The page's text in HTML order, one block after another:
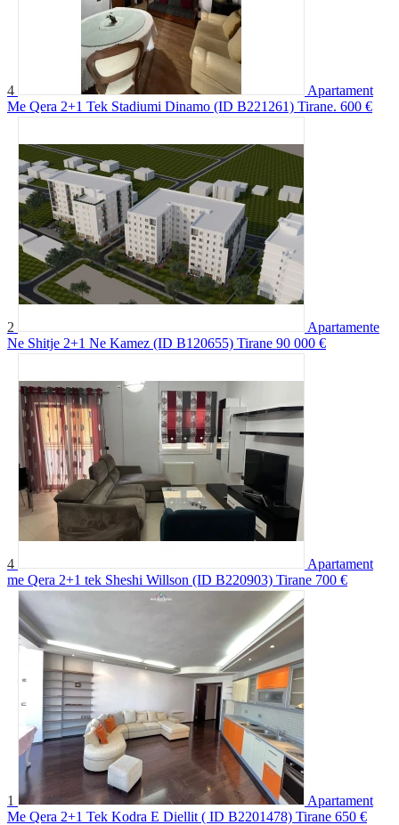
4
Apartament
Me Qera 2+1 Tek Stadiumi Dinamo (ID B221261) Tirane​. 600 €
2
Apartamente
Ne Shitje 2+1 Ne Kamez (ID B120655) Tirane 90 000 €
4
Apartament
me Qera 2+1 tek Sheshi Willson (ID B220903) Tirane 700 €
1
Apartament
Me Qera 2+1 Tek Kodra E Diellit ( ID B2201478) Tirane 650 €